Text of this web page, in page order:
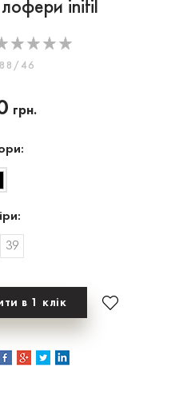
лофери inifil
46
грн.
39
в 1 клік